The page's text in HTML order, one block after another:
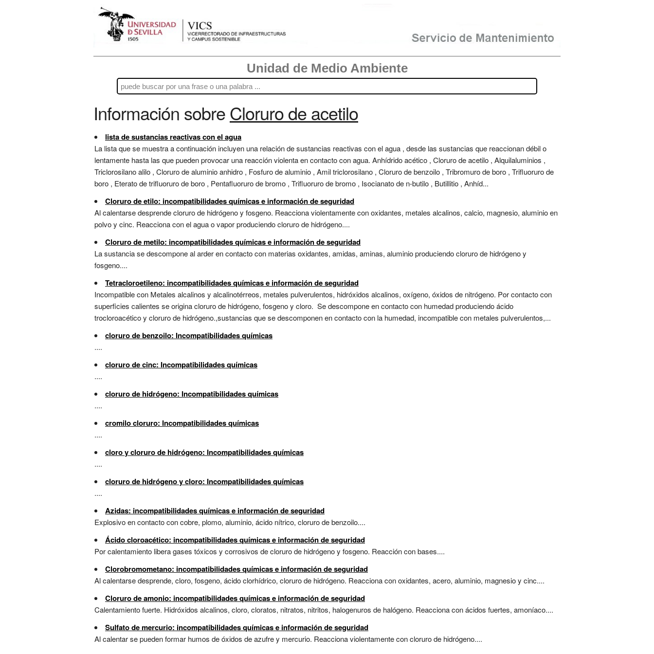
Unidad de Medio Ambiente
Información sobreCloruro de acetilo
lista de sustancias reactivas con el agua
La lista que se muestra a continuación incluyen una relación de sustancias reactivas con el agua , desde las sustancias que reaccionan débil o
lentamente hasta las que pueden provocar una reacción violenta en contacto con agua. Anhídrido acético , Cloruro de acetilo , Alquilaluminios ,
Triclorosilano alilo , Cloruro de aluminio anhidro , Fosfuro de aluminio , Amil triclorosilano , Cloruro de benzoilo , Tribromuro de boro , Trifluoruro de
boro , Eterato de trifluoruro de boro , Pentafluoruro de bromo , Trifluoruro de bromo , Isocianato de n-butilo , Butillitio , Anhíd...
Cloruro de etilo: incompatibilidades químicas e información de seguridad
Al calentarse desprende cloruro de hidrógeno y fosgeno. Reacciona violentamente con oxidantes, metales alcalinos, calcio, magnesio, aluminio en
polvo y cinc. Reacciona con el agua o vapor produciendo cloruro de hidrógeno....
Cloruro de metilo: incompatibilidades químicas e información de seguridad
La sustancia se descompone al arder en contacto con materias oxidantes, amidas, aminas, aluminio produciendo cloruro de hidrógeno y
fosgeno....
Tetracloroetileno: incompatibilidades químicas e información de seguridad
Incompatible con Metales alcalinos y alcalinotérreos, metales pulverulentos, hidróxidos alcalinos, oxígeno, óxidos de nitrógeno. Por contacto con
superficies calientes se origina cloruro de hidrógeno, fosgeno y cloro. Se descompone en contacto con humedad produciendo ácido
trocloroacético y cloruro de hidrógeno.,sustancias que se descomponen en contacto con la humedad, incompatible con metales pulverulentos,...
cloruro de benzoilo: Incompatibilidades químicas
....
cloruro de cinc: Incompatibilidades químicas
....
cloruro de hidrógeno: Incompatibilidades químicas
....
cromilo cloruro: Incompatibilidades químicas
....
cloro y cloruro de hidrógeno: Incompatibilidades químicas
....
cloruro de hidrógeno y cloro: Incompatibilidades químicas
....
Azidas: incompatibilidades químicas e información de seguridad
Explosivo en contacto con cobre, plomo, aluminio, ácido nítrico, cloruro de benzoilo....
Ácido cloroacético: incompatibilidades químicas e información de seguridad
Por calentamiento libera gases tóxicos y corrosivos de cloruro de hidrógeno y fosgeno. Reacción con bases....
Clorobromometano: incompatibilidades químicas e información de seguridad
Al calentarse desprende, cloro, fosgeno, ácido clorhídrico, cloruro de hidrógeno. Reacciona con oxidantes, acero, aluminio, magnesio y cinc....
Cloruro de amonio: incompatibilidades químicas e información de seguridad
Calentamiento fuerte. Hidróxidos alcalinos, cloro, cloratos, nitratos, nitritos, halogenuros de halógeno. Reacciona con ácidos fuertes, amoníaco....
Sulfato de mercurio: incompatibilidades químicas e información de seguridad
Al calentar se pueden formar humos de óxidos de azufre y mercurio. Reacciona violentamente con cloruro de hidrógeno....